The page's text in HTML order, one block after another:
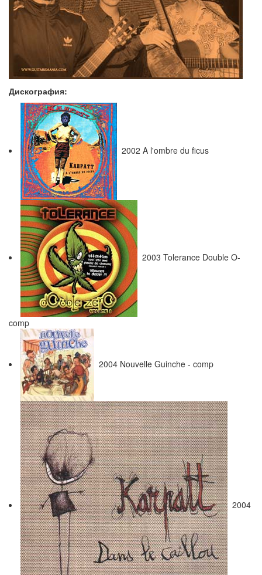
Дискография:
2002 A l'ombre du ficus
2003 Tolerance Double O-
comp
2004 Nouvelle Guinche - comp
2004